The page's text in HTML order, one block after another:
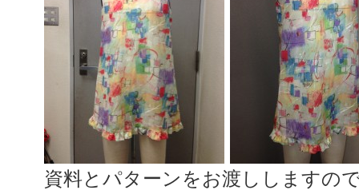
資料とパターンをお渡ししますの